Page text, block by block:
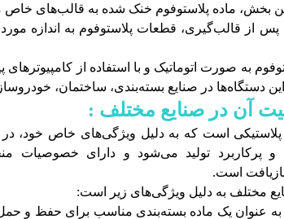
بخش، ماده پلاستوفوم خنک شده به قالب‌های خاص
پس از قالب‌گیری، قطعات پلاستوفوم به اندازه
به صورت اتوماتیک و با استفاده از کامپیوترهای
این دستگاه‌ها در صنایع بسته‌بندی، ساختمان،
آن در صنایع مختلف :
پلاستیکی است که به دلیل ویژگی‌های خاص خود،
تولید می‌شود و دارای خصوصیات
است.
مختلف به دلیل ویژگی‌های زیر است:
به عنوان یک ماده بسته‌بندی مناسب برای حفظ و